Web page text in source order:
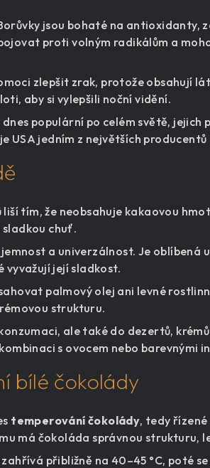
jsou bohaté na antioxidanty,
proti volným radikálům a
zlepšit zrak, protože obsahují
aby si vylepšili noční vidění.
populární po celém světě,
USA jedním z největších
tím, že neobsahuje kakaovou
chuť.
a univerzálnost. Je oblíbená
vyvažují její sladkost.
palmový olej ani levné
strukturu.
ale také do dezertů,
s ovocem nebo barevnými
bílé čokolády
temperování čokolády, tedy
má čokoláda správnou strukturu,
přibližně na 40–45 °C, poté